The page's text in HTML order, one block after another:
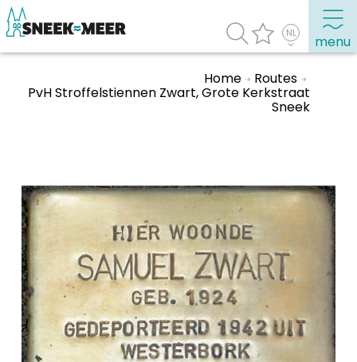
menu
Toeristische informatie
Bezienswaardigheden
Winkelen, uitgaan en doen
Eten, drinken & uitgaan
Watersport
Overnachten
Home Routes
PvH Stroffelstiennen Zwart, Grote Kerkstraat
Sneek